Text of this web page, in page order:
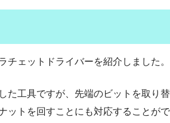
チェットドライバーを紹介しました。
た工具ですが、先端のビットを取り替
ットを回すことにも対応することがで